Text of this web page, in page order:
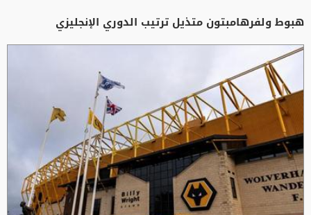
هبوط ولفرهامبتون متذيل ترتيب الدوري الإنجليزي